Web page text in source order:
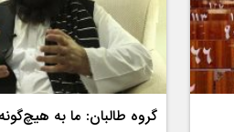
گروه طالبان: ما به